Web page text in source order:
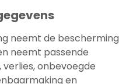
neemt de bescherming
neemt passende
onbevoegde
en